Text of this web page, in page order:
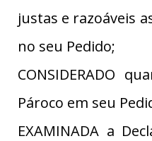
justas e razoáveis
no seu Pedido;
CONSIDERADO
Pároco em seu
EXAMINADA a